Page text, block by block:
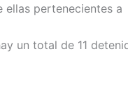
ellas pertenecientes a
un total de 11